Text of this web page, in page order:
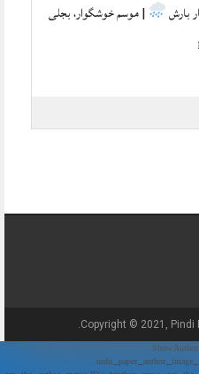
بارش
| موسم خوشگوار، بجلی
Copyright © 2021, Pindi
// Show